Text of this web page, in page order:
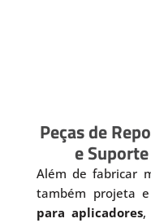
Peças de
e
Além de fabricar
também projeta
para aplicadores,